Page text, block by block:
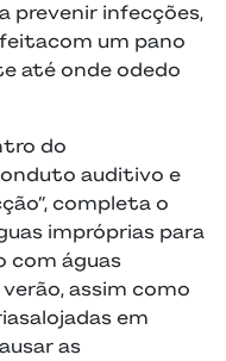
prevenir infecções,
um pano
até onde odedo
do
auditivo e
completa o
impróprias para
com águas
assim como
em
as